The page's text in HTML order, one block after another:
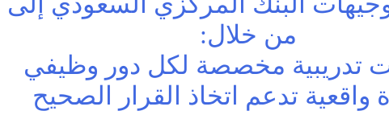
من خلال:
تدريبية مخصصة لكل دور وظيفي
واقعية تدعم اتخاذ القرار الصحيح